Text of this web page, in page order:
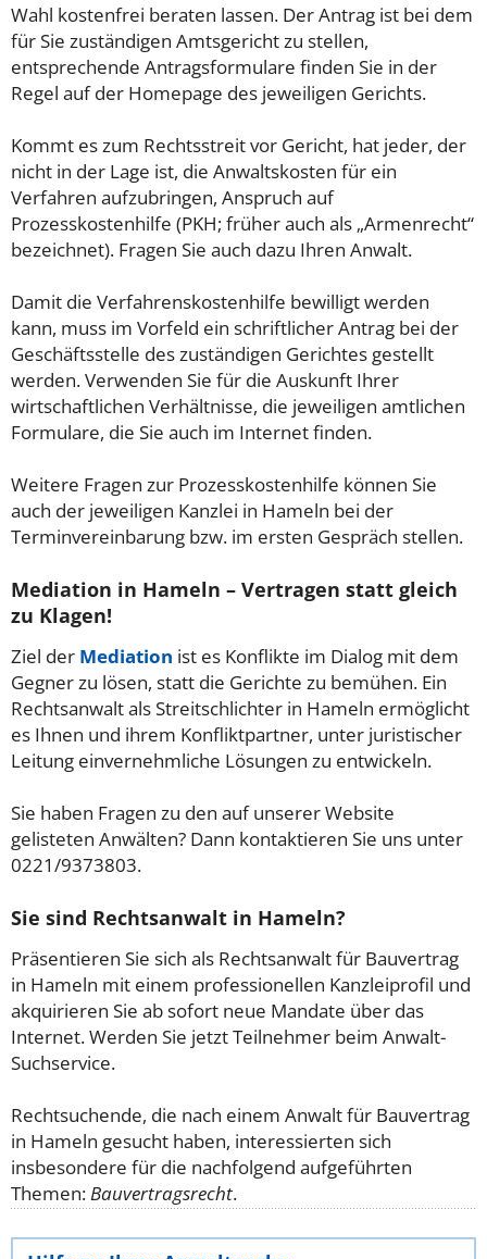
Wahl kostenfrei beraten lassen. Der Antrag ist bei dem
für Sie zuständigen Amtsgericht zu stellen,
entsprechende Antragsformulare finden Sie in der
Regel auf der Homepage des jeweiligen Gerichts.
Kommt es zum Rechtsstreit vor Gericht, hat jeder, der
nicht in der Lage ist, die Anwaltskosten für ein
Verfahren aufzubringen, Anspruch auf
Prozesskostenhilfe (PKH; früher auch als „Armenrecht“
bezeichnet). Fragen Sie auch dazu Ihren Anwalt.
Damit die Verfahrenskostenhilfe bewilligt werden
kann, muss im Vorfeld ein schriftlicher Antrag bei der
Geschäftsstelle des zuständigen Gerichtes gestellt
werden. Verwenden Sie für die Auskunft Ihrer
wirtschaftlichen Verhältnisse, die jeweiligen amtlichen
Formulare, die Sie auch im Internet finden.
Weitere Fragen zur Prozesskostenhilfe können Sie
auch der jeweiligen Kanzlei in Hameln bei der
Terminvereinbarung bzw. im ersten Gespräch stellen.
Mediation in Hameln – Vertragen statt gleich
zu Klagen!
Ziel der Mediation ist es Konflikte im Dialog mit dem
Gegner zu lösen, statt die Gerichte zu bemühen. Ein
Rechtsanwalt als Streitschlichter in Hameln ermöglicht
es Ihnen und ihrem Konfliktpartner, unter juristischer
Leitung einvernehmliche Lösungen zu entwickeln.
Sie haben Fragen zu den auf unserer Website
gelisteten Anwälten? Dann kontaktieren Sie uns unter
0221/9373803.
Sie sind Rechtsanwalt in Hameln?
Präsentieren Sie sich als Rechtsanwalt für Bauvertrag
in Hameln mit einem professionellen Kanzleiprofil und
akquirieren Sie ab sofort neue Mandate über das
Internet. Werden Sie jetzt Teilnehmer beim Anwalt-
Suchservice.
Rechtsuchende, die nach einem Anwalt für Bauvertrag
in Hameln gesucht haben, interessierten sich
insbesondere für die nachfolgend aufgeführten
Themen: Bauvertragsrecht.